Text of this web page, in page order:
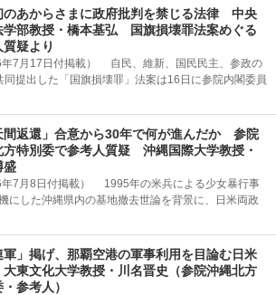
のあからさまに政府批判を禁じる法律 中央
学部教授・橋本基弘 国旗損壊罪法案めぐる
疑より
年7月17日付掲載） 自民、維新、国民民主、参政の
同提出した「国旗損壊罪」法案は16日に参院内閣委員
間返還」合意から30年で何が進んだか 参院
方特別委で参考人質疑 沖縄国際大学教授・
盛
年7月8日付掲載） 1995年の米兵による少女暴行事
にした沖縄県内の基地撤去世論を背景に、日米両政
軍」掲げ、那覇空港の軍事利用を目論む日米
東文化大学教授・川名晋史（参院沖縄北方
参考人）